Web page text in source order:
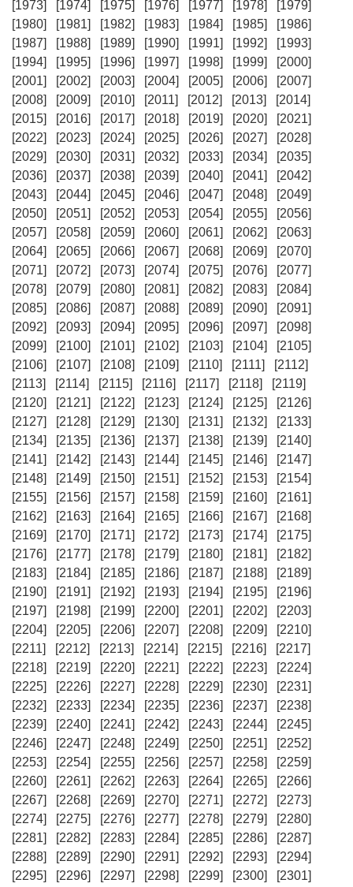
[1973] [1974] [1975] [1976] [1977] [1978]
[1979]
[1980]
[1981] [1982] [1983] [1984] [1985]
[1986]
[1987]
[1988] [1989] [1990] [1991] [1992]
[1993]
[1994]
[1995] [1996] [1997] [1998] [1999]
[2000]
[2001]
[2002] [2003] [2004] [2005] [2006]
[2007]
[2008]
[2009] [2010] [2011] [2012] [2013]
[2014]
[2015]
[2016] [2017] [2018] [2019] [2020]
[2021]
[2022]
[2023] [2024] [2025] [2026] [2027]
[2028]
[2029]
[2030] [2031] [2032] [2033] [2034]
[2035]
[2036]
[2037] [2038] [2039] [2040] [2041]
[2042]
[2043]
[2044] [2045] [2046] [2047] [2048]
[2049]
[2050]
[2051] [2052] [2053] [2054] [2055]
[2056]
[2057]
[2058] [2059] [2060] [2061] [2062]
[2063]
[2064]
[2065] [2066] [2067] [2068] [2069]
[2070]
[2071]
[2072] [2073] [2074] [2075] [2076]
[2077]
[2078]
[2079] [2080] [2081] [2082] [2083]
[2084]
[2085]
[2086] [2087] [2088] [2089] [2090]
[2091]
[2092]
[2093] [2094] [2095] [2096] [2097]
[2098]
[2099]
[2100] [2101] [2102] [2103] [2104]
[2105]
[2106]
[2107] [2108] [2109] [2110] [2111]
[2112]
[2113]
[2114] [2115] [2116] [2117] [2118]
[2119]
[2120]
[2121] [2122] [2123] [2124] [2125]
[2126]
[2127]
[2128] [2129] [2130] [2131] [2132]
[2133]
[2134]
[2135] [2136] [2137] [2138] [2139]
[2140]
[2141]
[2142] [2143] [2144] [2145] [2146]
[2147]
[2148]
[2149] [2150] [2151] [2152] [2153]
[2154]
[2155]
[2156] [2157] [2158] [2159] [2160]
[2161]
[2162]
[2163] [2164] [2165] [2166] [2167]
[2168]
[2169]
[2170] [2171] [2172] [2173] [2174]
[2175]
[2176]
[2177] [2178] [2179] [2180] [2181]
[2182]
[2183]
[2184] [2185] [2186] [2187] [2188]
[2189]
[2190]
[2191] [2192] [2193] [2194] [2195]
[2196]
[2197]
[2198] [2199] [2200] [2201] [2202]
[2203]
[2204]
[2205] [2206] [2207] [2208] [2209]
[2210]
[2211]
[2212] [2213] [2214] [2215] [2216]
[2217]
[2218]
[2219] [2220] [2221] [2222] [2223]
[2224]
[2225]
[2226] [2227] [2228] [2229] [2230]
[2231]
[2232]
[2233] [2234] [2235] [2236] [2237]
[2238]
[2239]
[2240] [2241] [2242] [2243] [2244]
[2245]
[2246]
[2247] [2248] [2249] [2250] [2251]
[2252]
[2253]
[2254] [2255] [2256] [2257] [2258]
[2259]
[2260]
[2261] [2262] [2263] [2264] [2265]
[2266]
[2267]
[2268] [2269] [2270] [2271] [2272]
[2273]
[2274]
[2275] [2276] [2277] [2278] [2279]
[2280]
[2281]
[2282] [2283] [2284] [2285] [2286]
[2287]
[2288]
[2289] [2290] [2291] [2292] [2293]
[2294]
[2295]
[2296] [2297] [2298] [2299] [2300]
[2301]